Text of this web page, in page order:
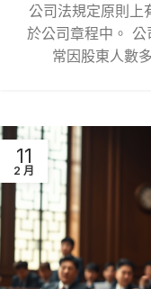
公司法規定原則上
於公司章程中。 公
常因股東人數
11
2 月